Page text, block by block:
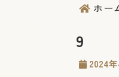
ホー
9
2024